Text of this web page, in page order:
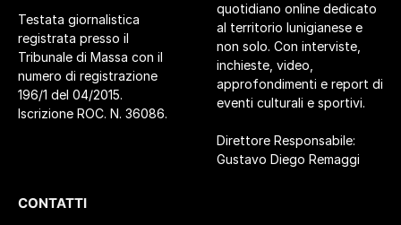
Testata giornalistica
registrata presso il
Tribunale di Massa con il
numero di registrazione
196/1 del 04/2015.
Iscrizione ROC. N. 36086.
quotidiano online dedicato
al territorio lunigianese e
non solo. Con interviste,
inchieste, video,
approfondimenti e report di
eventi culturali e sportivi.
Direttore Responsabile:
Gustavo Diego Remaggi
CONTATTI